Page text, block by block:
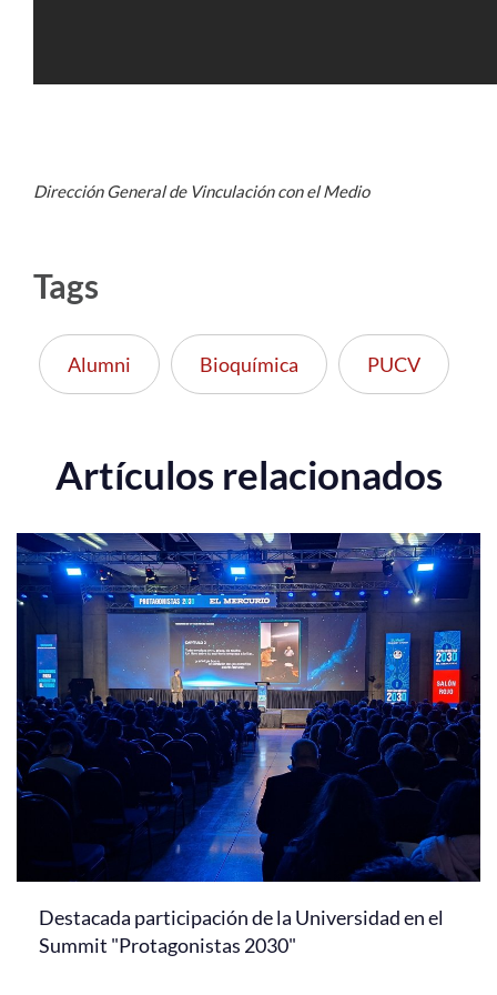
Dirección General de Vinculación con el Medio
Tags
Alumni Bioquímica PUCV
Artículos relacionados
Destacada participación de la Universidad en el
Summit "Protagonistas 2030"